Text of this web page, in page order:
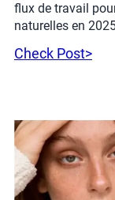
flux de travail
naturelles en
Check Post>